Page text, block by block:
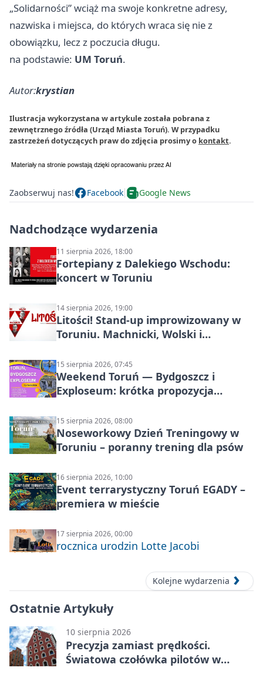
„Solidarności” wciąż ma swoje konkretne adresy,
nazwiska i miejsca, do których wraca się nie z
obowiązku, lecz z poczucia długu.
na podstawie: UM Toruń.
Autor:krystian
Ilustracja wykorzystana w artykule została pobrana z
zewnętrznego źródła (Urząd Miasta Toruń). W przypadku
zastrzeżeń dotyczących praw do zdjęcia prosimy o kontakt.
Zaobserwuj nas! Facebook Google News
Nadchodzące wydarzenia
11 sierpnia 2026, 18:00
Fortepiany z Dalekiego Wschodu:
koncert w Toruniu
14 sierpnia 2026, 19:00
Litości! Stand-up improwizowany w
Toruniu. Machnicki, Wolski i
15 sierpnia 2026, 07:45
Weekend Toruń — Bydgoszcz i
Exploseum: krótka propozycja
15 sierpnia 2026, 08:00
Noseworkowy Dzień Treningowy w
Toruniu – poranny trening dla psów
16 sierpnia 2026, 10:00
Event terrarystyczny Toruń EGADY –
premiera w mieście
17 sierpnia 2026, 00:00
rocznica urodzin Lotte Jacobi
Kolejne wydarzenia
Ostatnie Artykuły
10 sierpnia 2026
Precyzja zamiast prędkości.
Światowa czołówka pilotów w